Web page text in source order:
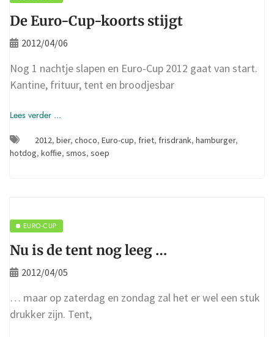
De Euro-Cup-koorts stijgt
2012/04/06
Nog 1 nachtje slapen en Euro-Cup 2012 gaat van start.
Kantine, frituur, tent en broodjesbar
Lees verder ...
2012, bier, choco, Euro-cup, friet, frisdrank, hamburger,
hotdog, koffie, smos, soep
EURO-CUP
Nu is de tent nog leeg …
2012/04/05
… maar op zaterdag en zondag zal het er wel een stuk
drukker zijn. Tent,